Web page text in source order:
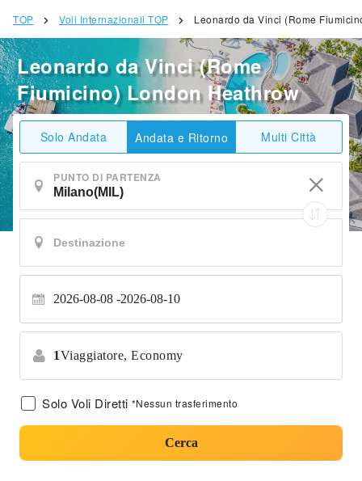
TOP Voli Internazionali TOP Leonardo da Vinci (Rome
Leonardo da Vinci (Rome
Fiumicino) London Heathrow
Solo Andata Andata e Ritorno Multi Città
PUNTO DI PARTENZA
2026-08-08 2026-08-10
1Viaggiatore, Economy
Solo Voli Diretti *Nessun trasferimento
Cerca